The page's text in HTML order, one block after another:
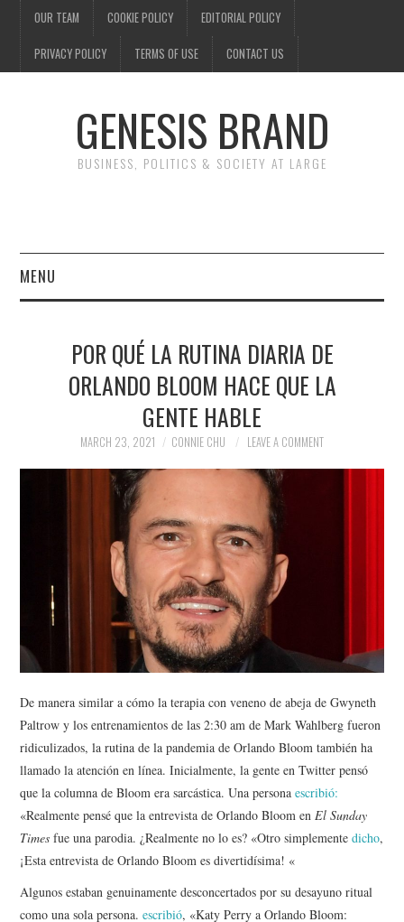
OUR TEAM COOKIE POLICY EDITORIAL POLICY
PRIVACY POLICY TERMS OF USE CONTACT US
GENESIS BRAND
BUSINESS, POLITICS & SOCIETY AT LARGE
MENU
FINANCE
SPORTS
TECHNOLOGY
POR QUÉ LA RUTINA DIARIA DE
ORLANDO BLOOM HACE QUE LA
GENTE HABLE
MARCH 23, 2021 CONNIE CHU LEAVE A COMMENT
De manera similar a cómo la terapia con veneno de abeja de Gwyneth
Paltrow y los entrenamientos de las 2:30 am de Mark Wahlberg fueron
ridiculizados, la rutina de la pandemia de Orlando Bloom también ha
llamado la atención en línea. Inicialmente, la gente en Twitter pensó
que la columna de Bloom era sarcástica. Una personaescribió:
«Realmente pensé que la entrevista de Orlando Bloom en El Sunday
Times fue una parodia. ¿Realmente no lo es? «Otro simplementedicho,
¡Esta entrevista de Orlando Bloom es divertidísima! «
Algunos estaban genuinamente desconcertados por su desayuno ritual
como una sola persona.escribió, «Katy Perry a Orlando Bloom: